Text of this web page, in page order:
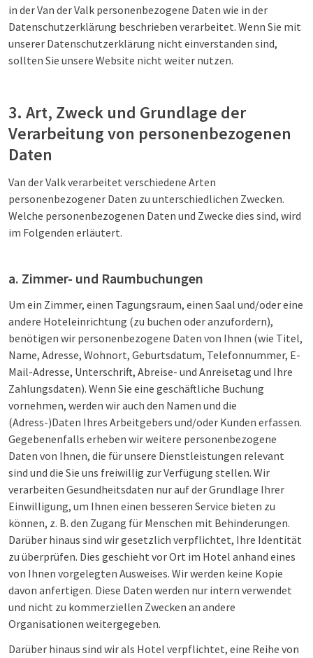
in der Van der Valk personenbezogene Daten wie in der
Datenschutzerklärung beschrieben verarbeitet. Wenn Sie mit
unserer Datenschutzerklärung nicht einverstanden sind,
sollten Sie unsere Website nicht weiter nutzen.
3. Art, Zweck und Grundlage der
Verarbeitung von personenbezogenen
Daten
Van der Valk verarbeitet verschiedene Arten
personenbezogener Daten zu unterschiedlichen Zwecken.
Welche personenbezogenen Daten und Zwecke dies sind, wird
im Folgenden erläutert.
a. Zimmer- und Raumbuchungen
Um ein Zimmer, einen Tagungsraum, einen Saal und/oder eine
andere Hoteleinrichtung (zu buchen oder anzufordern),
benötigen wir personenbezogene Daten von Ihnen (wie Titel,
Name, Adresse, Wohnort, Geburtsdatum, Telefonnummer, E-
Mail-Adresse, Unterschrift, Abreise- und Anreisetag und Ihre
Zahlungsdaten). Wenn Sie eine geschäftliche Buchung
vornehmen, werden wir auch den Namen und die
(Adress-)Daten Ihres Arbeitgebers und/oder Kunden erfassen.
Gegebenenfalls erheben wir weitere personenbezogene
Daten von Ihnen, die für unsere Dienstleistungen relevant
sind und die Sie uns freiwillig zur Verfügung stellen. Wir
verarbeiten Gesundheitsdaten nur auf der Grundlage Ihrer
Einwilligung, um Ihnen einen besseren Service bieten zu
können, z. B. den Zugang für Menschen mit Behinderungen.
Darüber hinaus sind wir gesetzlich verpflichtet, Ihre Identität
zu überprüfen. Dies geschieht vor Ort im Hotel anhand eines
von Ihnen vorgelegten Ausweises. Wir werden keine Kopie
davon anfertigen. Diese Daten werden nur intern verwendet
und nicht zu kommerziellen Zwecken an andere
Organisationen weitergegeben.
Darüber hinaus sind wir als Hotel verpflichtet, eine Reihe von